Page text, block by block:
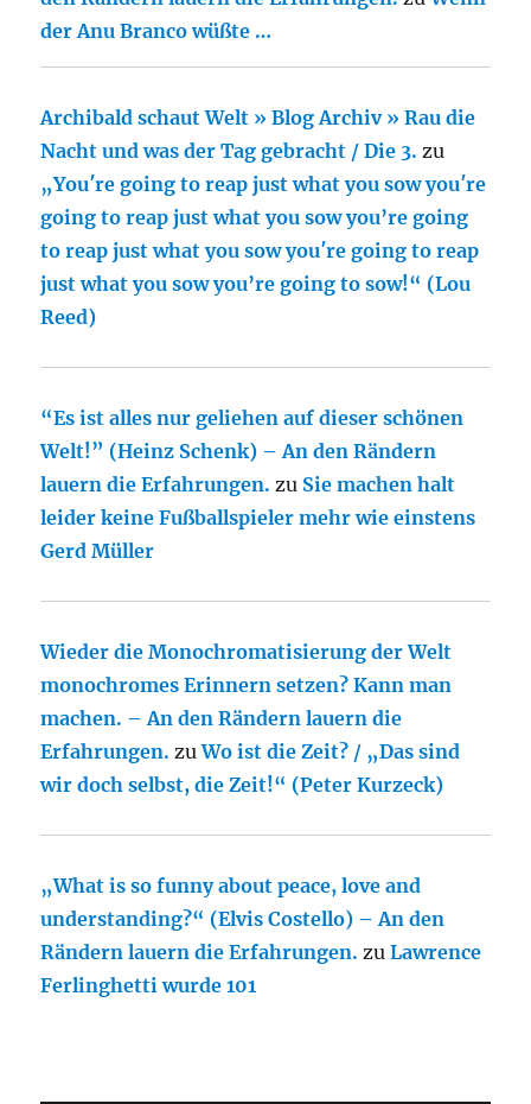
der Anu Branco wüßte …
Archibald schaut Welt » Blog Archiv » Rau die
Nacht und was der Tag gebracht / Die 3. zu
„You′re going to reap just what you sow you′re
going to reap just what you sow you’re going
to reap just what you sow you′re going to reap
just what you sow you’re going to sow!“ (Lou
Reed)
“Es ist alles nur geliehen auf dieser schönen
Welt!” (Heinz Schenk) – An den Rändern
lauern die Erfahrungen. zu Sie machen halt
leider keine Fußballspieler mehr wie einstens
Gerd Müller
Wieder die Monochromatisierung der Welt
monochromes Erinnern setzen? Kann man
machen. – An den Rändern lauern die
Erfahrungen. zuWo ist die Zeit? / „Das sind
wir doch selbst, die Zeit!“ (Peter Kurzeck)
„What is so funny about peace, love and
understanding?“ (Elvis Costello) – An den
Rändern lauern die Erfahrungen. zuLawrence
Ferlinghetti wurde 101